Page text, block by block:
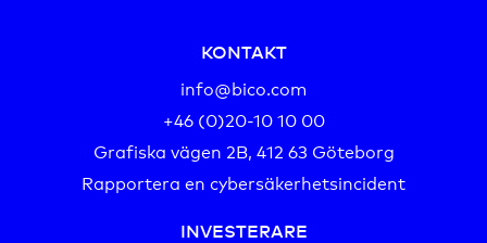
KONTAKT
info@bico.com
+46 (0)20-10 10 00‬
Grafiska vägen 2B, 412 63 Göteborg
Rapportera en cybersäkerhetsincident
INVESTERARE